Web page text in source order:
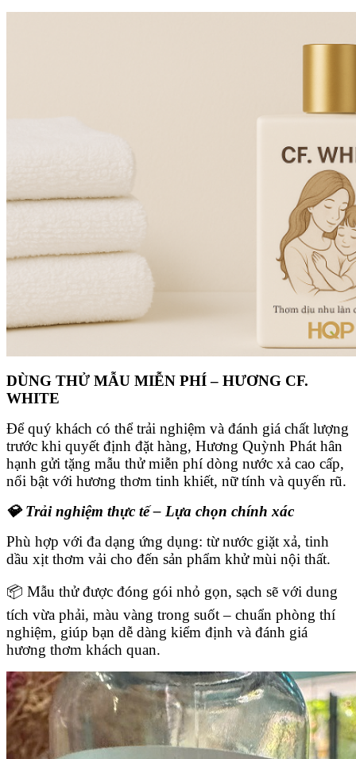
DÙNG THỬ MẪU MIỄN PHÍ – HƯƠNG CF.
WHITE
Để quý khách có thể trải nghiệm và đánh giá chất lượng
trước khi quyết định đặt hàng, Hương Quỳnh Phát hân
hạnh gửi tặng mẫu thử miễn phí dòng nước xả cao cấp,
nổi bật với hương thơm tinh khiết, nữ tính và quyến rũ.
💎 Trải nghiệm thực tế – Lựa chọn chính xác
Phù hợp với đa dạng ứng dụng: từ nước giặt xả, tinh
dầu xịt thơm vải cho đến sản phẩm khử mùi nội thất.
📦 Mẫu thử được đóng gói nhỏ gọn, sạch sẽ với dung
tích vừa phải, màu vàng trong suốt – chuẩn phòng thí
nghiệm, giúp bạn dễ dàng kiểm định và đánh giá
hương thơm khách quan.